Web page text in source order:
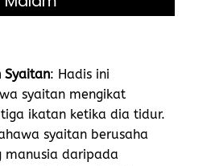
Syaitan: Hadis ini
syaitan mengikat
ikatan ketika dia tidur.
syaitan berusaha
manusia daripada